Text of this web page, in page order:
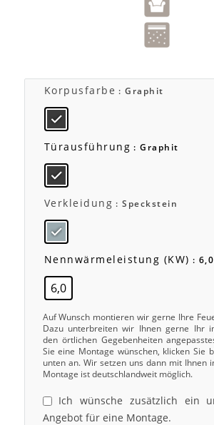
Korpusfarbe : Graphit
Türausführung : Graphit
Verkleidung : Speckstein
Nennwärmeleistung (kW) : 6,0
6,0
Auf Wunsch montieren wir gerne Ihre
Dazu unterbreiten wir Ihnen gerne Ihr
den örtlichen Gegebenheiten
Sie eine Montage wünschen, klicken Sie
unten an. Wir setzen uns dann mit Ihnen
Montage ist deutschlandweit möglich.
Ich wünsche zusätzlich ein
Angebot für eine Montage.